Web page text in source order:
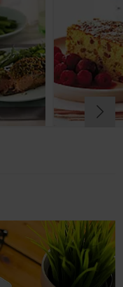
60 minute
crustă de
pesto
Cel mult 60 minute